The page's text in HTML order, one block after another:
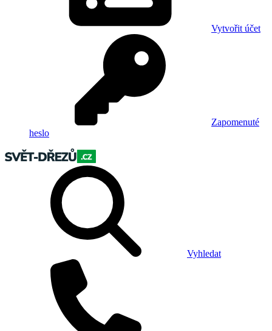
Vytvořit účet
Zapomenuté
heslo
Vyhledat